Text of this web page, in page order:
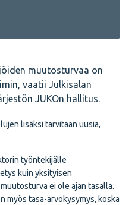
muutosturvaa on
vaatii Julkisalan
JUKOn hallitus.
lisäksi tarvitaan uusia,
työntekijälle
kuin yksityisen
ei ole ajan tasalla.
myös tasa-arvokysymys, koska